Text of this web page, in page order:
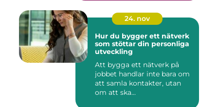
24. nov
Hur du bygger ett nätverk
som stöttar din personliga
utveckling
Att bygga ett nätverk på
jobbet handlar inte bara om
att samla kontakter, utan
om att ska...